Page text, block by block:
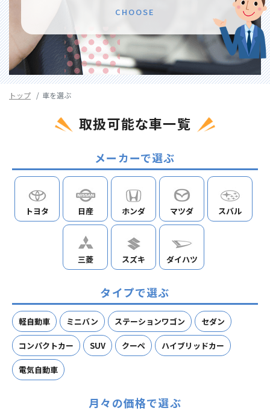
CHOOSE
トップ 車を選ぶ
取扱可能な車一覧
メーカーで選ぶ
トヨタ 日産 ホンダ マツダ スバル
三菱 スズキ ダイハツ
タイプで選ぶ
軽自動車 ミニバン ステーションワゴン セダン
コンパクトカー SUV クーペ ハイブリッドカー
電気自動車
月々の価格で選ぶ